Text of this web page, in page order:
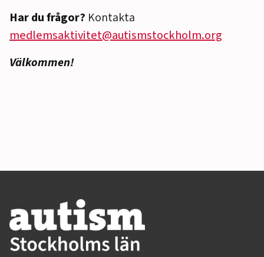
Har du frågor? Kontakta
medlemsaktivitet@autismstockholm.org
Välkommen!